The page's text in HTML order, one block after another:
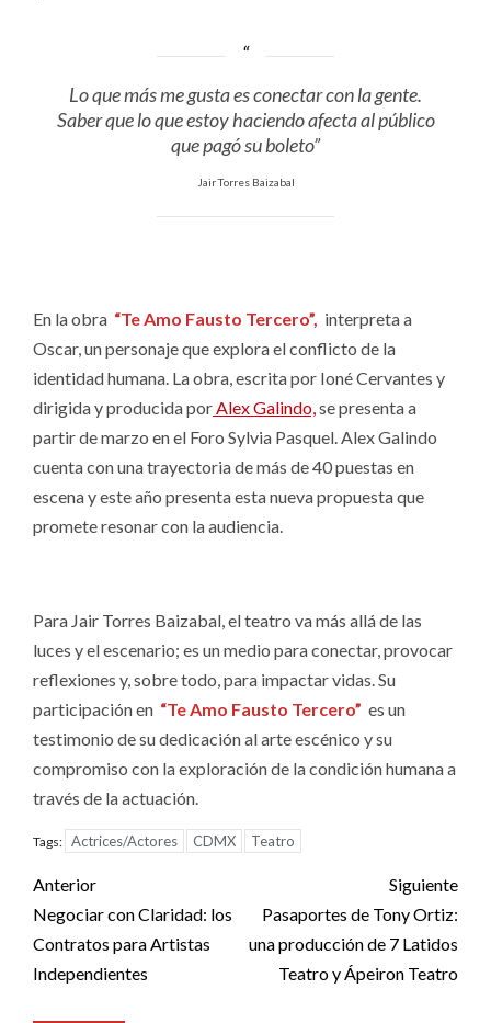
Lo que más me gusta es conectar con la gente.
Saber que lo que estoy haciendo afecta al público
que pagó su boleto”
Jair Torres Baizabal
En la obra “Te Amo Fausto Tercero”, interpreta a
Oscar, un personaje que explora el conflicto de la
identidad humana. La obra, escrita por Ioné Cervantes y
dirigida y producida porAlex Galindo,se presenta a
partir de marzo en el Foro Sylvia Pasquel. Alex Galindo
cuenta con una trayectoria de más de 40 puestas en
escena y este año presenta esta nueva propuesta que
promete resonar con la audiencia.
Para Jair Torres Baizabal, el teatro va más allá de las
luces y el escenario; es un medio para conectar, provocar
reflexiones y, sobre todo, para impactar vidas. Su
participación en “Te Amo Fausto Tercero” es un
testimonio de su dedicación al arte escénico y su
compromiso con la exploración de la condición humana a
través de la actuación.
Tags: Actrices/Actores CDMX Teatro
Post
navigation
Anterior
Negociar con Claridad: los
Contratos para Artistas
Independientes
Siguiente
Pasaportes de Tony Ortiz:
una producción de 7 Latidos
Teatro y Ápeiron Teatro